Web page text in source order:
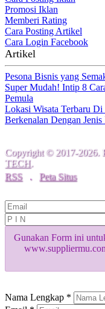
Promosi Iklan
Memberi Rating
Cara Posting Artikel
Cara Login Facebook
Artikel
Pesona Bisnis yang
Super Mudah! Intip 8
Pemula
Lokasi Wisata Terbaru
Berkenalan Dengan
Copyright © 2017-2026.
TECH.
RSS
. Peta Situs
Gunakan Form ini
Nama Lengkap *